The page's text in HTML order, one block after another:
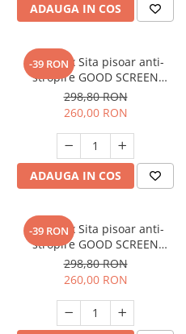
ADAUGA IN COS
-39 RON
SET: 12 x Sita pisoar anti-
stropire GOOD SCREEN
PROScent 60+, Lavender
298,80 RON
260,00 RON
ADAUGA IN COS
-39 RON
SET: 12 x Sita pisoar anti-
stropire GOOD SCREEN
PROScent 60+, Citrus
298,80 RON
260,00 RON